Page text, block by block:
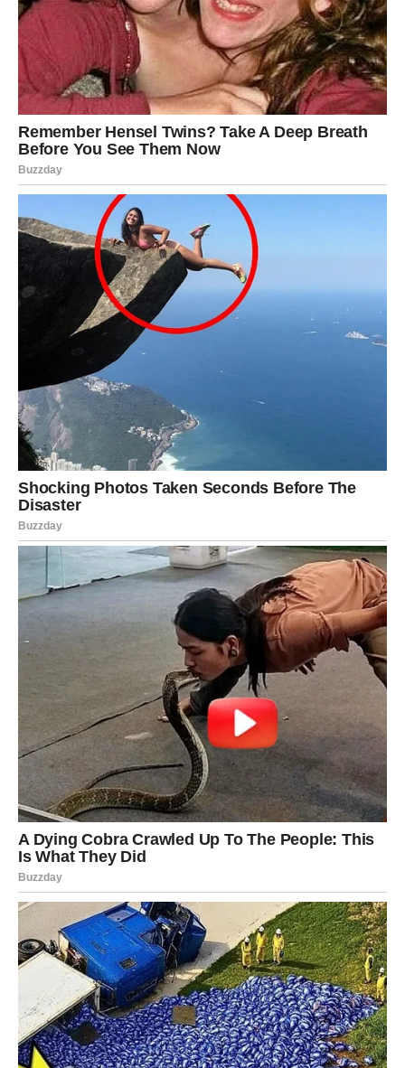
zaradu i sigurnost kakvu dugo pokušavate ostvariti.
Zvijezde vam poručuju da ne podcjenjujete svoje
sposobnosti i znanje.
Vi ste mnogo spremniji za uspjeh nego što trenutno
mislite.
Mnogi Blizanci će tokom ovog perioda konačno shvatiti
da imaju talenat koji može donijeti ozbiljan novac.
Novac vam dolazi kroz
komunikaciju, ideje i hrabrost
Vi ste znak koji zna kako privući ljude, pronaći rješenje i
snaći se čak i u najtežim situacijama.
I upravo će vam te osobine sada donijeti veliku sreću.
Zvijezde pokazuju da će mnogi Blizanci uspjeti upravo
kroz posao povezan s komunikacijom, internetom,
prodajom, kreativnošću ili saradnjom s većim brojem
ljudi.
Moguće su velike poslovne promjene, dodatni izvori
zarade ili prilika koja će vam otvoriti vrata potpuno novog
života.
Ono što će vas posebno iznenaditi jeste brzina kojom će
se neke stvari početi mijenjati.
Ljubavni život takođe prolazi kroz
velike promjene